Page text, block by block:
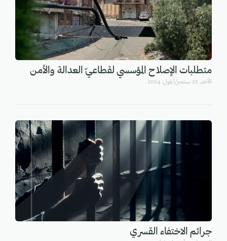
متطلبات الإصلاح المؤسسي لقطاعيّ العدالة والأمن
اﻷحد, 22 سبتمبر/أيلول, 2024
جرائم الاختفاء القسري